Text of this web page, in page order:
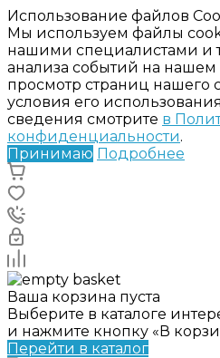
Использование файлов
Мы используем файлы
нашими специалистами и
анализа событий на
просмотр страниц нашего
условия его
сведения смотрите в
конфиденциальности.
Принимаю Подробнее
Ваша корзина пуста
Выберите в каталоге
и нажмите кнопку «В
Перейти в каталог